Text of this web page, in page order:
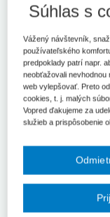
občanov prijatej 24.
Zákonom č. 512/
180/2014 Z. z. o
a doplnení
ktorým sa menia a
zákona doplnila
súvislosti s ňou
prekážka práva voliť
obmedzenie osobnej
Zámerom bola
aby voliči, ktorí by
svoje aktívne
Súhlas s
Vážený návštevník,
používateľského
predpoklady patrí napr.
neobťažovali nevhodnou
web vylepšovať. Preto
cookies, t. j. malých
Vopred ďakujeme za
služieb a prispôsobenie